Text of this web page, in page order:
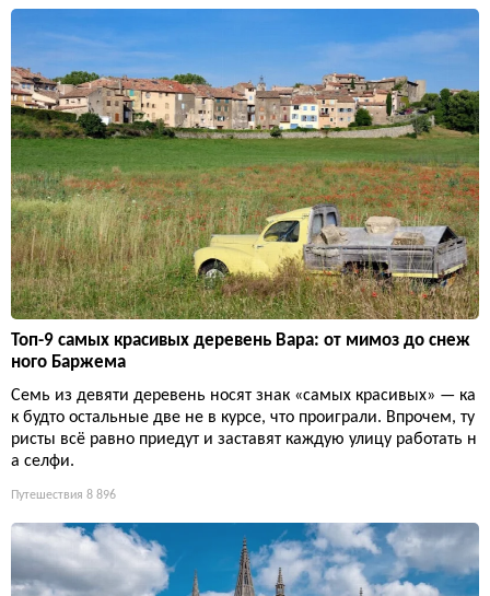
Топ-9 самых красивых деревень Вара: от мимоз до снеж
ного Баржема
Семь из девяти деревень носят знак «самых красивых» — ка
к будто остальные две не в курсе, что проиграли. Впрочем, ту
ристы всё равно приедут и заставят каждую улицу работать н
а селфи.
Путешествия 8 896